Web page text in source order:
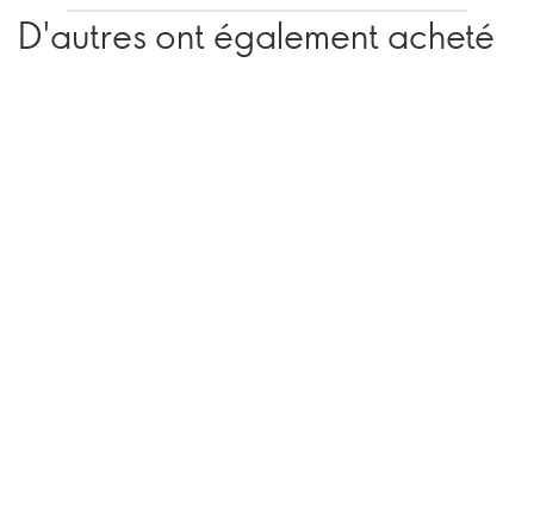
D'autres ont également acheté